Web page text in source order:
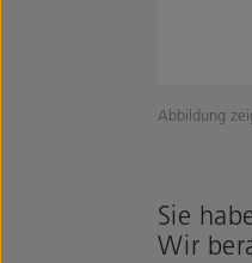
Abbildung
Sie
Wir